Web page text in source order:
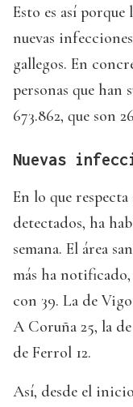
Esto es así
nuevas
gallegos. En
personas que han
673.862, que son
Nuevas
En lo que
detectados, ha
semana. El área
más ha notificado,
con 39. La de
A Coruña 25, la
de Ferrol 12.
Así, desde el